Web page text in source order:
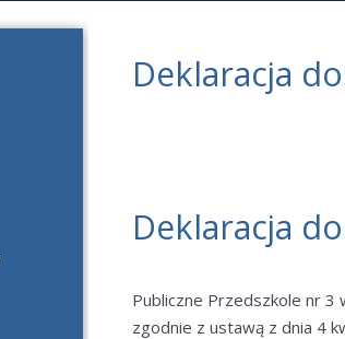
Deklaracja
Deklaracja
Publiczne Przedszkole nr 3
zgodnie z ustawą z dnia 4